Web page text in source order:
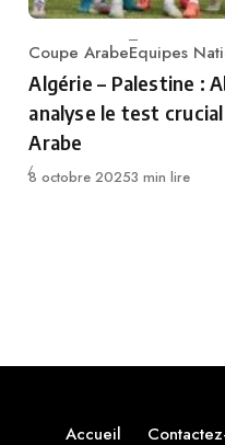
Category
Coupe ArabeEquipes
Algérie – Palestine :
analyse le test
Arabe
Publié
8 octobre 20253 min lire
Accueil